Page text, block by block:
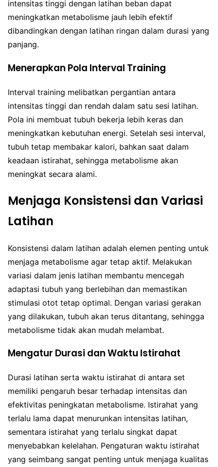
intensitas tinggi dengan latihan beban dapat
meningkatkan metabolisme jauh lebih efektif
dibandingkan dengan latihan ringan dalam durasi yang
panjang.
Menerapkan Pola Interval Training
Interval training melibatkan pergantian antara
intensitas tinggi dan rendah dalam satu sesi latihan.
Pola ini membuat tubuh bekerja lebih keras dan
meningkatkan kebutuhan energi. Setelah sesi interval,
tubuh tetap membakar kalori, bahkan saat dalam
keadaan istirahat, sehingga metabolisme akan
meningkat secara alami.
Menjaga Konsistensi dan Variasi
Latihan
Konsistensi dalam latihan adalah elemen penting untuk
menjaga metabolisme agar tetap aktif. Melakukan
variasi dalam jenis latihan membantu mencegah
adaptasi tubuh yang berlebihan dan memastikan
stimulasi otot tetap optimal. Dengan variasi gerakan
yang dilakukan, tubuh akan terus ditantang, sehingga
metabolisme tidak akan mudah melambat.
Mengatur Durasi dan Waktu Istirahat
Durasi latihan serta waktu istirahat di antara set
memiliki pengaruh besar terhadap intensitas dan
efektivitas peningkatan metabolisme. Istirahat yang
terlalu lama dapat menurunkan intensitas latihan,
sementara istirahat yang terlalu singkat dapat
menyebabkan kelelahan. Pengaturan waktu istirahat
yang seimbang sangat penting untuk menjaga kualitas